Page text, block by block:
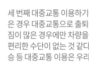
세 번째 대중교통 이용하
은 경우 대중교통으로 출
짐이 많은 경우에만 차량
편리한 수단이 없는 것 같
승 등 대중교통 이용은 우